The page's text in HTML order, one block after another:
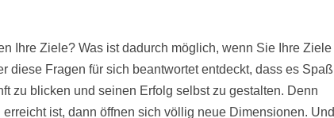
Ihre Ziele? Was ist dadurch möglich, wenn Sie Ihre Ziele
diese Fragen für sich beantwortet entdeckt, dass es Spaß
zu blicken und seinen Erfolg selbst zu gestalten. Denn
ist, dann öffnen sich völlig neue Dimensionen. Und